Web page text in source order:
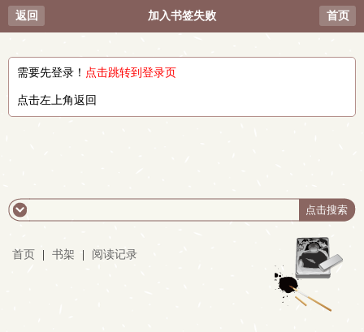
返回 加入书签失败 首页
需要先登录！ 点击跳转到登录页
点击左上角返回
首页 书架 阅读记录